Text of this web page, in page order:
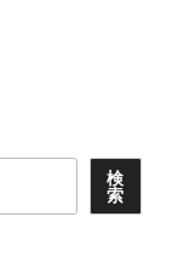
検
索